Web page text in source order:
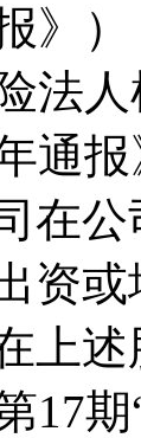
》
法
通
在
资
上
17期